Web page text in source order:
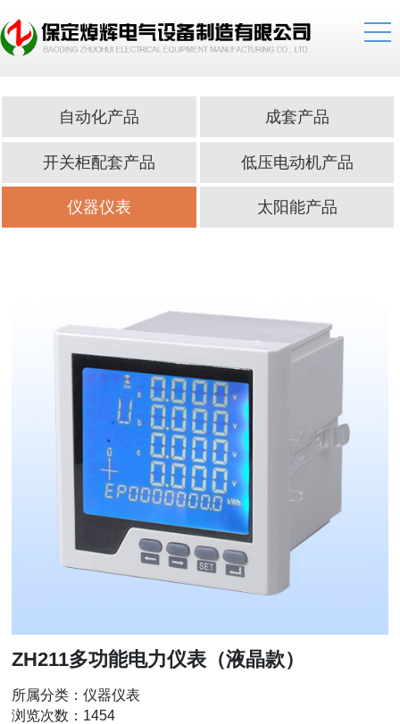
自动化产品 成套产品
开关柜配套产品 低压电动机产品
仪器仪表 太阳能产品
ZH211多功能电力仪表（液晶款）
所属分类：仪器仪表
浏览次数：1454